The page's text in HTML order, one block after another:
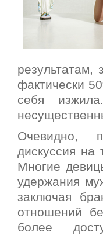
результатам,
фактически
себя
Очевидно,
дискуссия
Многие
удержания
заключая
отношений
более